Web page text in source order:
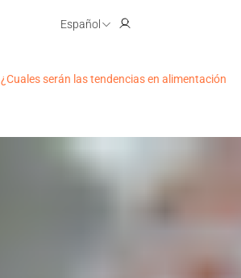
Español
¿Cuales serán las tendencias en alimentación